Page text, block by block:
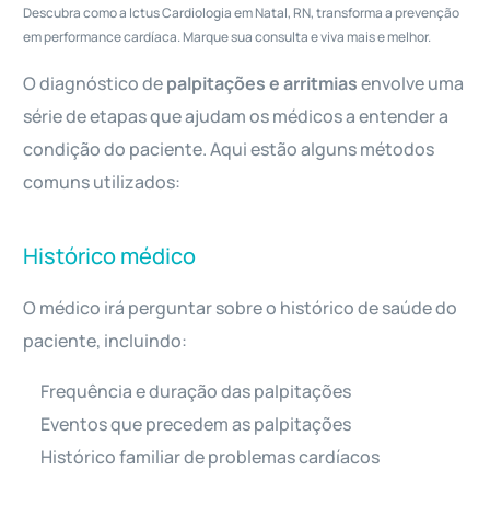
Descubra como a Ictus Cardiologia em Natal, RN, transforma a prevenção
em performance cardíaca. Marque sua consulta e viva mais e melhor.
O diagnóstico depalpitações e arritmiasenvolve uma
série de etapas que ajudam os médicos a entender a
condição do paciente. Aqui estão alguns métodos
comuns utilizados:
Histórico médico
O médico irá perguntar sobre o histórico de saúde do
paciente, incluindo:
Frequência e duração das palpitações
Eventos que precedem as palpitações
Histórico familiar de problemas cardíacos